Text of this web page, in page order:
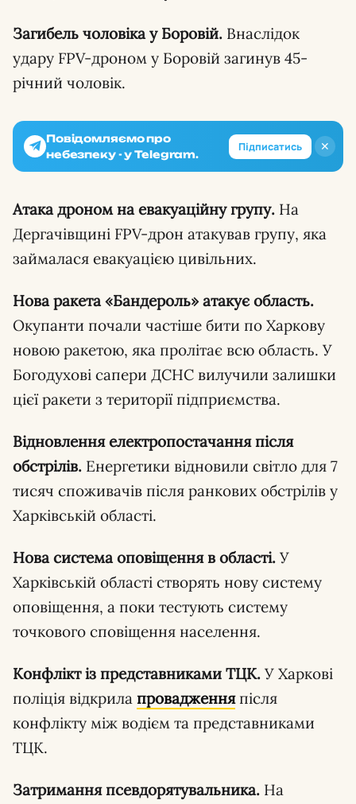
Загибель чоловіка у Боровій. Внаслідок
удару FPV-дроном у Боровій загинув 45-
річний чоловік.
✕
Повідомляємо про
небезпеку - у Telegram.
Підписатись
Атака дроном на евакуаційну групу. На
Дергачівщині FPV-дрон атакував групу, яка
займалася евакуацією цивільних.
Нова ракета «Бандероль» атакує область.
Окупанти почали частіше бити по Харкову
новою ракетою, яка пролітає всю область. У
Богодухові сапери ДСНС вилучили залишки
цієї ракети з території підприємства.
Відновлення електропостачання після
обстрілів. Енергетики відновили світло для 7
тисяч споживачів після ранкових обстрілів у
Харківській області.
Нова система оповіщення в області. У
Харківській області створять нову систему
оповіщення, а поки тестують систему
точкового сповіщення населення.
Конфлікт із представниками ТЦК. У Харкові
поліція відкрила провадженняпісля
конфлікту між водієм та представниками
ТЦК.
Затримання псевдорятувальника. На